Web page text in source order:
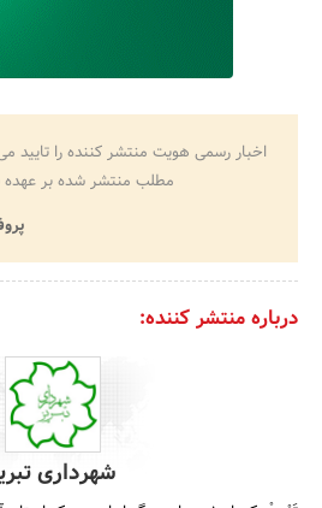
اخبار رسمی هویت منتشر کننده را
مطلب منتشر شده بر
درباره منتشر کننده:
شهرداری